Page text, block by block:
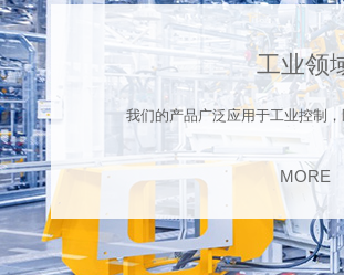
工业领
我们的产品广泛应用于工业控制
MORE